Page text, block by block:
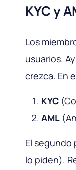
KYC y
Los
usuarios.
crezca. En
KYC
AML
El segundo
lo piden).